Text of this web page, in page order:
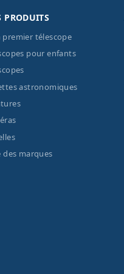
PRODUITS
premier télescope
pour enfants
astronomiques
des marques